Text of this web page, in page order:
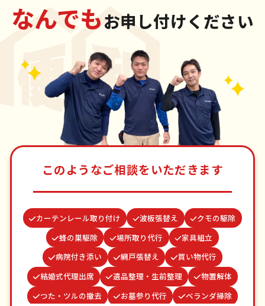
なんでもお申し付けください
このようなご相談をいただきます
カーテンレール取り付け 波板張替え
クモの駆除
蜂の巣駆除
場所取り代行
家具組立
病院付き添い
網戸張替え
買い物代行
結婚式代理出席
遺品整理・生前整理
物置解体
つた・ツルの撤去
お墓参り代行
ベランダ掃除